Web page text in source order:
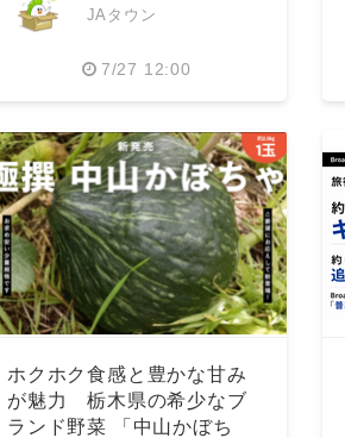
JAタウン
7/27 12:00
ホクホク食感と豊かな甘み
が魅力 栃木県の希少なブ
ランド野菜 「中山かぼち
Japanese